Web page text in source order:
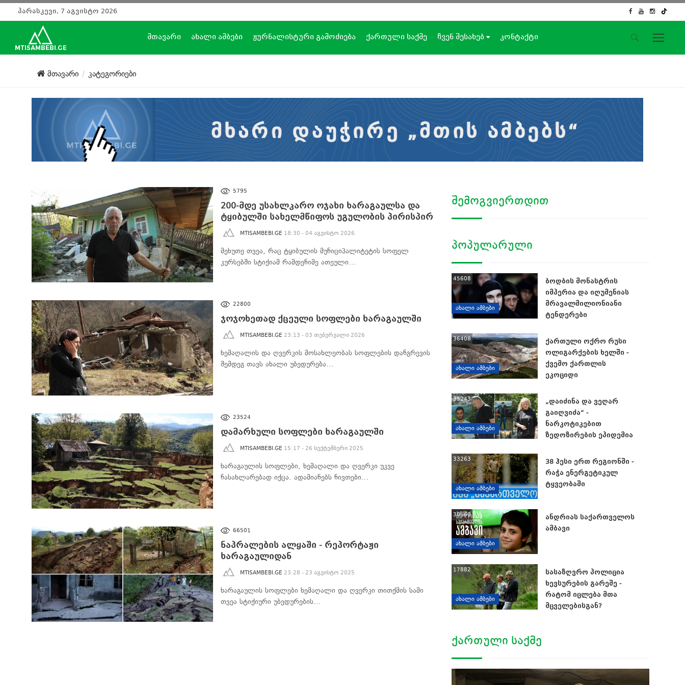
საიტის მენიუ
ჟურნალისტური გამოძიება
ქართული საქმე
ჩვენ შესახებ
კონტაქტი
პარასკევი, 7 აგვისტო 2026
მთავარი ახალი ამბები ჟურნალისტური გამოძიება ქართული საქმე ჩვენ შესახებ კონტაქტი
მთავარი კატეგორიები
5795
200-მდე უსახლკარო ოჯახი ხარაგაულსა და
ტყიბულში სახელმწიფოს უგულობის პირისპირ
MTISAMBEBI.GE 18:30 - 04 აგვისტო 2026
მეხუთე თვეა, რაც ტყიბულის მუნიციპალიტეტის სოფელ
კურსებში სტიქიამ რამდენიმე ათეული…
22800
ჯოჯოხეთად ქცეული სოფლები ხარაგაულში
MTISAMBEBI.GE 23:13 - 03 თებერვალი 2026
ხემაღალის და ღვერკის მოსახლეობას სოფლების დანგრევის
შემდეგ თავს ახალი უბედურება…
23524
დამარხული სოფლები ხარაგაულში
MTISAMBEBI.GE 15:17 - 26 სექტემბერი 2025
ხარაგაულის სოფლები, ხემაღალი და ღვერკი უკვე
ნასახლარებად იქცა. ადამიანებს ნივთები…
66501
ნაპრალების ალყაში - რეპორტაჟი
ხარაგაულიდან
MTISAMBEBI.GE 23:28 - 23 აგვისტო 2025
ხარაგაულის სოფლები ხემაღალი და ღვერკი თითქმის სამი
თვეა სტიქიური უბედურების…
ᲨᲔᲛᲝᲒᲕᲘᲔᲠᲗᲓᲘᲗ
ᲞᲝᲞᲣᲚᲐᲠᲣᲚᲘ
ᲐᲮᲐᲚᲘ ᲐᲛᲑᲔᲑᲘ
45608
ბოდბის მონასტრის
იმპერია და იღუმენიას
მრავალმილიონიანი
ტენდერები
ᲐᲮᲐᲚᲘ ᲐᲛᲑᲔᲑᲘ
36408
ქართული ოქრო რუსი
ოლიგარქების ხელში -
ქვემო ქართლის
ეკოციდი
ᲐᲮᲐᲚᲘ ᲐᲛᲑᲔᲑᲘ
35243
„დაიძინა და ვეღარ
გაიღვიძა“ -
ნარკოტიკებით
ზედოზირების ეპიდემია
ᲐᲮᲐᲚᲘ ᲐᲛᲑᲔᲑᲘ
33263
38 ჰესი ერთ რეგიონში -
რაჭა ენერგეტიკულ
ტყვეობაში
ᲐᲮᲐᲚᲘ ᲐᲛᲑᲔᲑᲘ
30560
ანდრიას საქართველოს
ამბავი
ᲐᲮᲐᲚᲘ ᲐᲛᲑᲔᲑᲘ
17882
სასაზღვრო პოლიცია
ხევსურების გარეშე -
რატომ იცლება მთა
მცველებისგან?
ᲥᲐᲠᲗᲣᲚᲘ ᲡᲐᲥᲛᲔ